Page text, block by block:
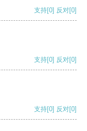
支持[0] 反对[0]
支持[0] 反对[0]
支持[0] 反对[0]